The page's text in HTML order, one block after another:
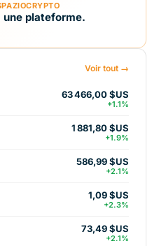
une plateforme.
Voir tout →
63 466,00 $US
+1.1%
1 881,80 $US
+1.9%
586,99 $US
+2.1%
1,09 $US
+2.3%
73,49 $US
+2.1%